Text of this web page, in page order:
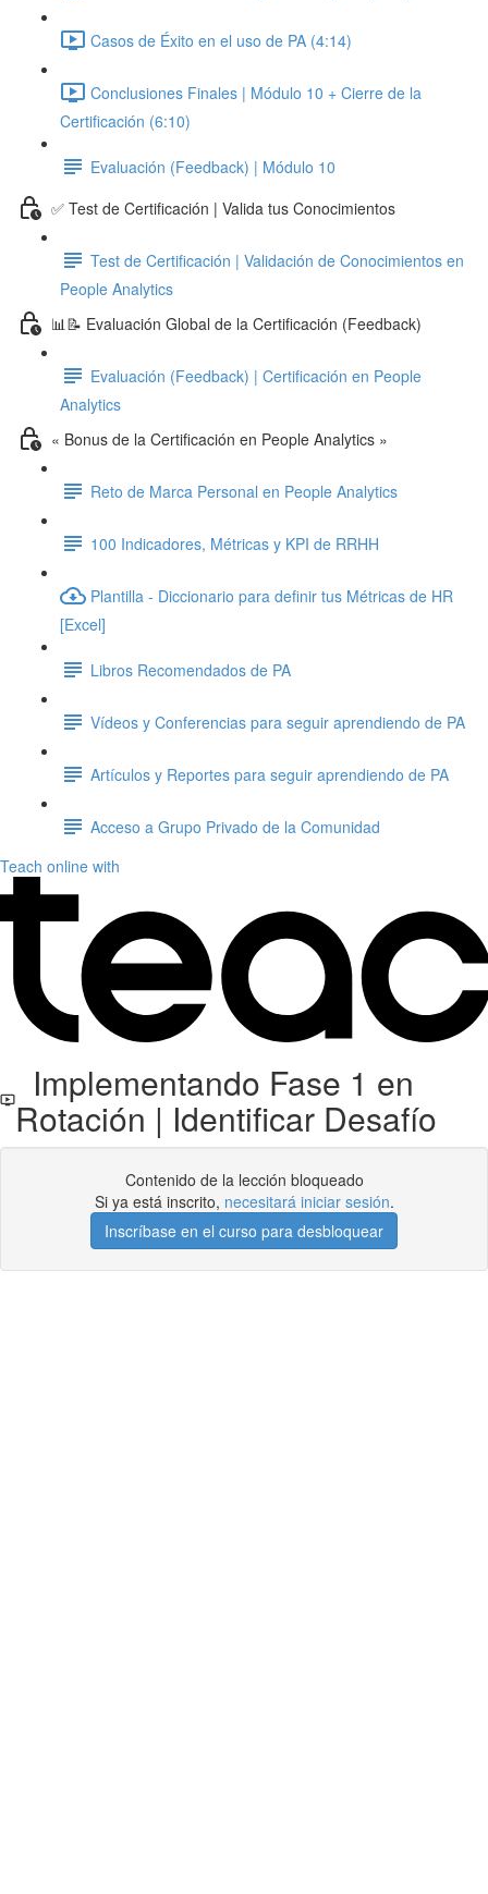
Casos de Éxito en el uso de PA (4:14)
Conclusiones Finales | Módulo 10 + Cierre de la
Certificación (6:10)
Evaluación (Feedback) | Módulo 10
✅ Test de Certificación | Valida tus Conocimientos
Test de Certificación | Validación de Conocimientos en
People Analytics
📊📝 Evaluación Global de la Certificación (Feedback)
Evaluación (Feedback) | Certificación en People
Analytics
« Bonus de la Certificación en People Analytics »
Reto de Marca Personal en People Analytics
100 Indicadores, Métricas y KPI de RRHH
Plantilla - Diccionario para definir tus Métricas de HR
[Excel]
Libros Recomendados de PA
Vídeos y Conferencias para seguir aprendiendo de PA
Artículos y Reportes para seguir aprendiendo de PA
Acceso a Grupo Privado de la Comunidad
Teach online with
Implementando Fase 1 en
Rotación | Identificar Desafío
Contenido de la lección bloqueado
Si ya está inscrito, necesitará iniciar sesión.
Inscríbase en el curso para desbloquear